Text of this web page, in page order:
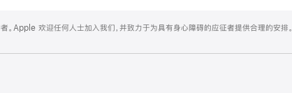
Apple 欢迎任何人士加入我们，并致力于为具有身心障碍的应征者提供合理的安排。